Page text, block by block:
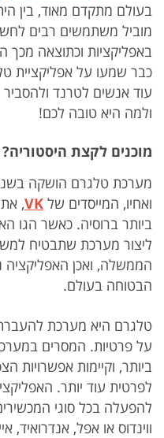
בעולם מתקדם מאוד, בין
מוביל משתמשים רבים
באפליקציות וכתוצאה מכך
כבר שמעו על אפליקציית
עוד אנשים לטרנד
ולמה היא טובה לכם!
מוכנים לקצת היסטוריה?
ואחיו, המייסדים של VK
,
ביותר ברוסיה. כאשר הגו
ליצור מערכת שתבטיח
הממשלה, ואכן
הבטוחה בעולם.
טלגרם היא מערכת
על פרטיות. המסרים
ביותר, וקיימות אפשרויות
לפרטית עוד יותר.
להפעלה בכל סוגי
ווינדוס או אפל, אנדרואיד,